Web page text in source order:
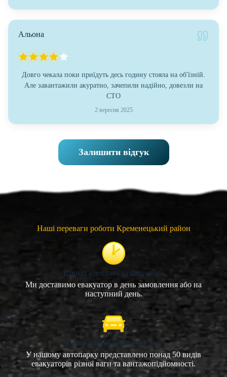
Альона
Довго чекала поки приїдуть десь годину стояла на об'їзній.
Але завантажили акуратно, зачепили надійно, довезли на
СТО
2 вересня 2025
Залишити відгук
Наші переваги роботи Кременецький район
Швидка доставка евакуатора
Ми доставимо евакуатор в день замовлення або на
наступний день.
Великий вибір евакуаторів
У нашому автопарку представлено понад 50 видів
евакуаторів різної ваги та вантажопідйомності.